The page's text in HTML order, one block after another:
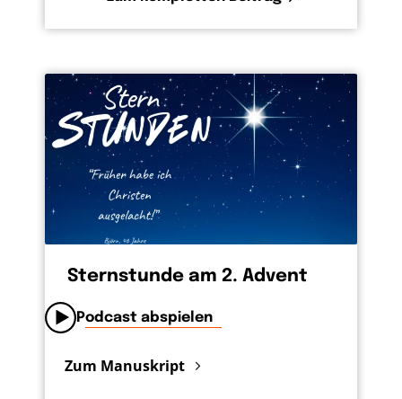
Sternstunde am 2. Advent
Podcast abspielen
Zum Manuskript